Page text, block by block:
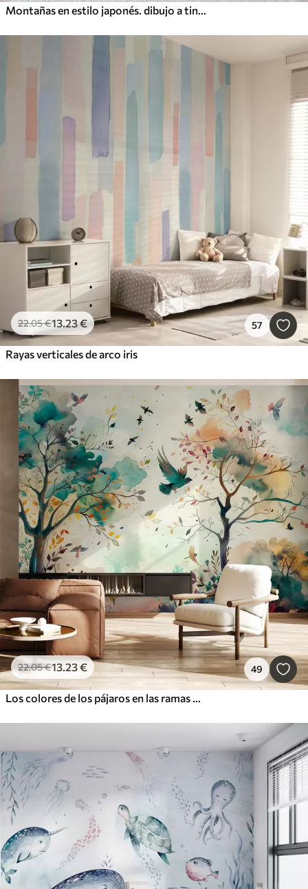
Montañas en estilo japonés. dibujo a tinta
22.05€13.23€ 57
Rayas verticales de arco iris
22.05€13.23€ 49
Los colores de los pájaros en las ramas otoñales